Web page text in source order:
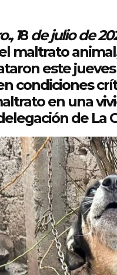
18 de julio de
maltrato
este
condiciones
en una
de La